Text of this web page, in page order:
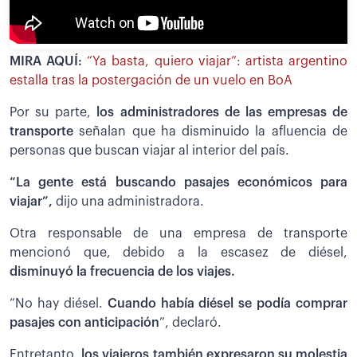
MIRA AQUÍ:“Ya basta, quiero viajar”: artista argentino
estalla tras la postergación de un vuelo en BoA
Por su parte,
los administradores de las empresas de
transporte señalan que ha disminuido la afluencia de
personas que buscan viajar al interior del país.
“La gente está buscando pasajes económicos para
viajar”, dijo una administradora.
Otra responsable de una empresa de transporte
mencionó que, debido a la escasez de diésel,
disminuyó la frecuencia de los viajes.
“No hay diésel. Cuando había diésel se podía comprar
pasajes con anticipación”, declaró.